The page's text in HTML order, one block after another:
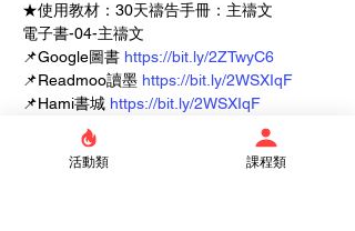
★使用教材：30天禱告手冊：主禱文
電子書-04-主禱文
📌Google圖書 https://bit.ly/2ZTwyC6
📌Readmoo讀墨 https://bit.ly/2WSXIqF
📌Hami書城 https://bit.ly/2WSXIqF
若有疑問請來信：vivi@tlc.org.tw 或電02-
23632096分機609  佈道裝備部 張姐妹。
活動類 課程類